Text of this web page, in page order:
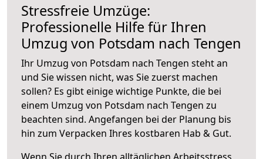
Stressfreie Umzüge:
Professionelle Hilfe für Ihren
Umzug von Potsdam nach Tengen
Ihr Umzug von Potsdam nach Tengen steht an
und Sie wissen nicht, was Sie zuerst machen
sollen? Es gibt einige wichtige Punkte, die bei
einem Umzug von Potsdam nach Tengen zu
beachten sind. Angefangen bei der Planung bis
hin zum Verpacken Ihres kostbaren Hab & Gut.